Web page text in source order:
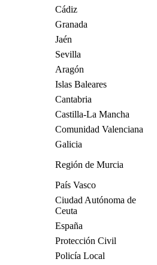
Cádiz
Granada
Jaén
Sevilla
Aragón
Islas Baleares
Cantabria
Castilla-La Mancha
Comunidad Valenciana
Galicia
Región de Murcia
País Vasco
Ciudad Autónoma de
Ceuta
España
Protección Civil
Policía Local